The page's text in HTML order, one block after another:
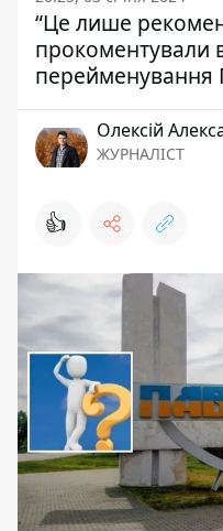
“Це лише
прокоментували
перейменування
Олексій
ЖУРНАЛІСТ
👍